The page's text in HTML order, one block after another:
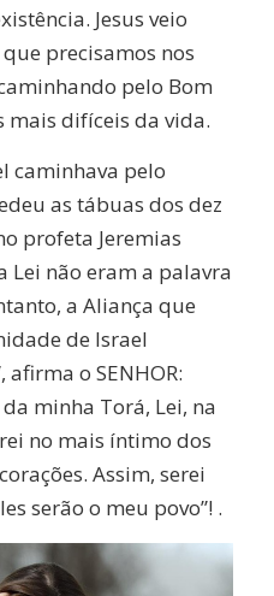
Jesus veio
precisamos nos
pelo Bom
mais difíceis da vida.
caminhava pelo
as tábuas dos dez
profeta Jeremias
Lei não eram a palavra
a Aliança que
de Israel
o SENHOR:
minha Torá, Lei, na
no mais íntimo dos
Assim, serei
serão o meu povo”! .